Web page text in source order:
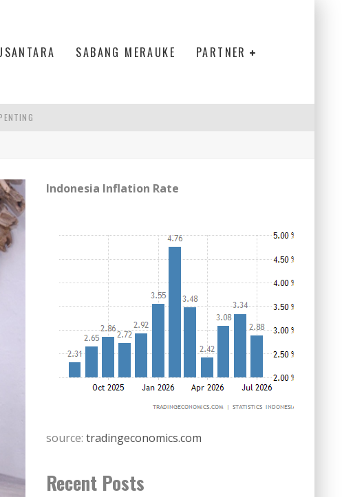
SABANG MERAUKE PARTNER
Indonesia Inflation Rate
source: tradingeconomics.com
Recent Posts